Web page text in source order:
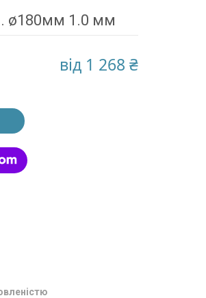
ø180мм 1.0 мм
від 1 268 ₴